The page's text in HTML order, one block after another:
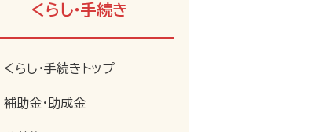
くらし・手続き
くらし・手続きトップ
補助金・助成金